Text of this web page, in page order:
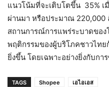
แนวโน้มที่จะเติบโตขึ้น 35% เ
ผ่านมา หรือประมาณ 220,000
สถานการณ์การแพร่ระบาดขอ
พฤติกรรมของผู้บริโภคชาวไท
ยิ่งขึ้น โดยเฉพาะอย่างยิ่งกับก
TAGS Shopee เอไอเอส